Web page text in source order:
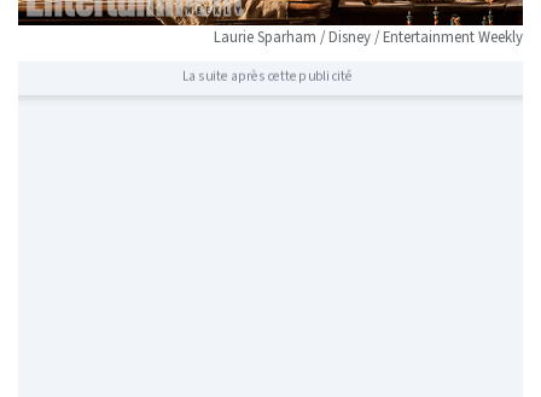
Laurie Sparham / Disney / Entertainment Weekly
La suite après cette publicité